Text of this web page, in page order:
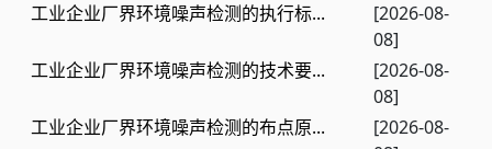
工业企业厂界环境噪声检测的执行标...
[2026-08-
08]
工业企业厂界环境噪声检测的技术要...
[2026-08-
08]
工业企业厂界环境噪声检测的布点原...
[2026-08-